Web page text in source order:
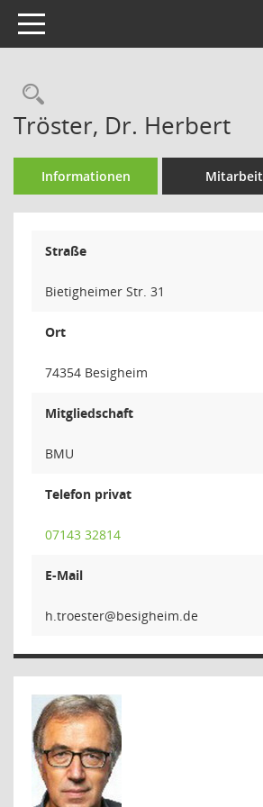
Toggle navigation
Rechercheauswahl
Tröster, Dr. Herbert
Informationen Mitarbeit
Straße
Bietigheimer Str. 31
Ort
74354 Besigheim
Mitgliedschaft
BMU
Telefon privat
07143 32814
E-Mail
retse